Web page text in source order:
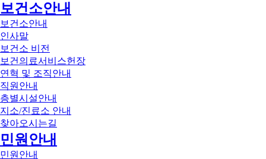
보건소안내
보건소안내
인사말
보건소 비전
보건의료서비스헌장
연혁 및 조직안내
직원안내
층별시설안내
지소/진료소 안내
찾아오시는길
민원안내
민원안내